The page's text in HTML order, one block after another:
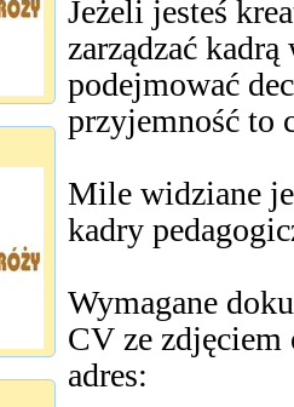
Jeżeli jesteś
zarządzać
podejmować
przyjemność to
Mile widziane
kadry
Wymagane
CV ze zdjęciem
adres: